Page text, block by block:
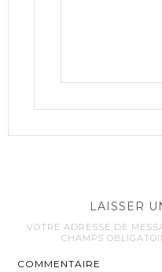
LAISSER
VOTRE ADRESSE DE
CHAMPS
COMMENTAIRE